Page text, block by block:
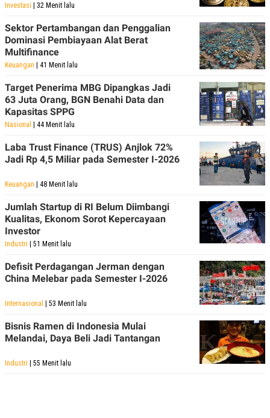
Investasi | 32 Menit lalu
Sektor Pertambangan dan Penggalian
Dominasi Pembiayaan Alat Berat
Multifinance
Keuangan | 41 Menit lalu
Target Penerima MBG Dipangkas Jadi
63 Juta Orang, BGN Benahi Data dan
Kapasitas SPPG
Nasional | 44 Menit lalu
Laba Trust Finance (TRUS) Anjlok 72%
Jadi Rp 4,5 Miliar pada Semester I-2026
Keuangan | 48 Menit lalu
Jumlah Startup di RI Belum Diimbangi
Kualitas, Ekonom Sorot Kepercayaan
Investor
Industri | 51 Menit lalu
Defisit Perdagangan Jerman dengan
China Melebar pada Semester I-2026
Internasional | 53 Menit lalu
Bisnis Ramen di Indonesia Mulai
Melandai, Daya Beli Jadi Tantangan
Industri | 55 Menit lalu